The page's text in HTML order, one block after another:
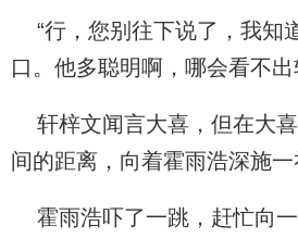
“行，您别往下说了，我知
口。他多聪明啊，哪会看不出
轩梓文闻言大喜，但在大喜
间的距离，向着霍雨浩深施一
霍雨浩吓了一跳，赶忙向一